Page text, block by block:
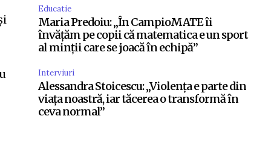
Educatie
Maria Predoiu: „În CampioMATE îi
învățăm pe copii că matematica e un sport
al minții care se joacă în echipă”
Interviuri
Alessandra Stoicescu: „Violența e parte din
viața noastră, iar tăcerea o transformă în
ceva normal”